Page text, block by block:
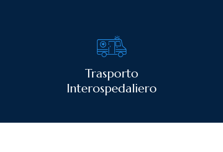
Trasporto
Interospedaliero